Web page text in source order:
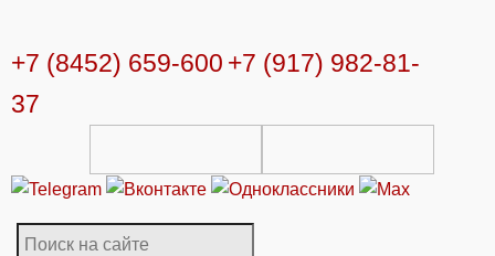
+7 (8452) 659-600 +7 (917) 982-81-
37